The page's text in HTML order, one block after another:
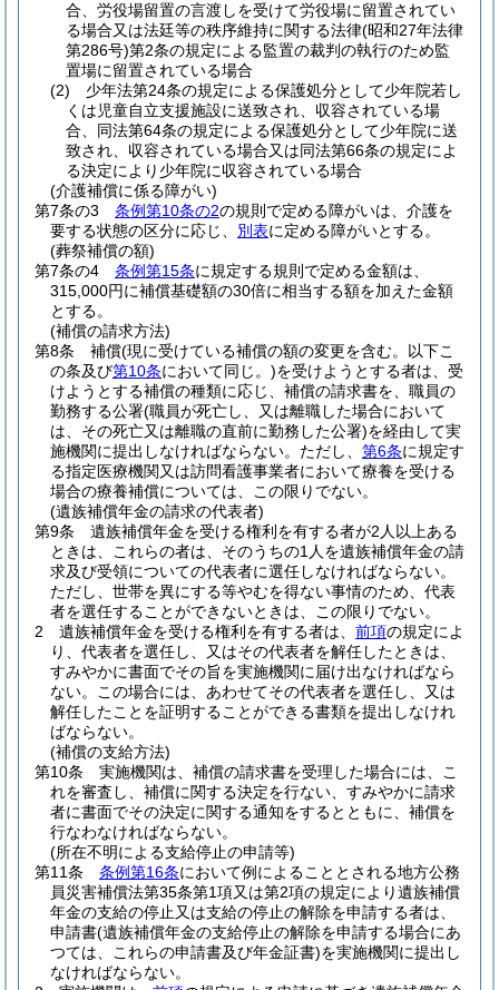
合、労役場留置の言渡しを受けて労役場に留置されてい
る場合又は法廷等の秩序維持に関する法律(昭和27年法律
第286号)第2条の規定による監置の裁判の執行のため監
置場に留置されている場合
(2)
少年法第24条の規定による保護処分として少年院若し
くは児童自立支援施設に送致され、収容されている場
合、同法第64条の規定による保護処分として少年院に送
致され、収容されている場合又は同法第66条の規定によ
る決定により少年院に収容されている場合
(介護補償に係る障がい)
第7条の3
条例第10条の2の規則で定める障がいは、介護を
要する状態の区分に応じ、 別表に定める障がいとする。
(葬祭補償の額)
第7条の4
条例第15条に規定する規則で定める金額は、
315,000円に補償基礎額の30倍に相当する額を加えた金額
とする。
(補償の請求方法)
第8条
補償(現に受けている補償の額の変更を含む。以下こ
の条及び第10条において同じ。)を受けようとする者は、受
けようとする補償の種類に応じ、補償の請求書を、職員の
勤務する公署(職員が死亡し、又は離職した場合において
は、その死亡又は離職の直前に勤務した公署)を経由して実
施機関に提出しなければならない。 ただし、 第6条に規定す
る指定医療機関又は訪問看護事業者において療養を受ける
場合の療養補償については、この限りでない。
(遺族補償年金の請求の代表者)
第9条
遺族補償年金を受ける権利を有する者が2人以上ある
ときは、これらの者は、そのうちの1人を遺族補償年金の請
求及び受領についての代表者に選任しなければならない。
ただし、世帯を異にする等やむを得ない事情のため、代表
者を選任することができないときは、この限りでない。
2
遺族補償年金を受ける権利を有する者は、 前項の規定によ
り、代表者を選任し、又はその代表者を解任したときは、
すみやかに書面でその旨を実施機関に届け出なければなら
ない。
この場合には、あわせてその代表者を選任し、又は
解任したことを証明することができる書類を提出しなけれ
ばならない。
(補償の支給方法)
第10条
実施機関は、補償の請求書を受理した場合には、こ
れを審査し、補償に関する決定を行ない、すみやかに請求
者に書面でその決定に関する通知をするとともに、補償を
行なわなければならない。
(所在不明による支給停止の申請等)
第11条
条例第16条において例によることとされる地方公務
員災害補償法第35条第1項又は第2項の規定により遺族補償
年金の支給の停止又は支給の停止の解除を申請する者は、
申請書(遺族補償年金の支給停止の解除を申請する場合にあ
つては、これらの申請書及び年金証書)を実施機関に提出し
なければならない。